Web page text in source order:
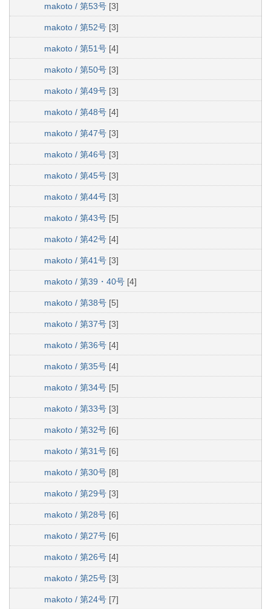
makoto / 第53号 [3]
makoto / 第52号 [3]
makoto / 第51号 [4]
makoto / 第50号 [3]
makoto / 第49号 [3]
makoto / 第48号 [4]
makoto / 第47号 [3]
makoto / 第46号 [3]
makoto / 第45号 [3]
makoto / 第44号 [3]
makoto / 第43号 [5]
makoto / 第42号 [4]
makoto / 第41号 [3]
makoto / 第39・40号 [4]
makoto / 第38号 [5]
makoto / 第37号 [3]
makoto / 第36号 [4]
makoto / 第35号 [4]
makoto / 第34号 [5]
makoto / 第33号 [3]
makoto / 第32号 [6]
makoto / 第31号 [6]
makoto / 第30号 [8]
makoto / 第29号 [3]
makoto / 第28号 [6]
makoto / 第27号 [6]
makoto / 第26号 [4]
makoto / 第25号 [3]
makoto / 第24号 [7]